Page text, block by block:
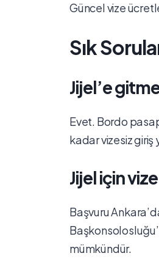
Güncel vize
Sık
Jijel’e
Evet. Bordo
kadar vizesiz
Jijel için
Başvuru
mümkündür.